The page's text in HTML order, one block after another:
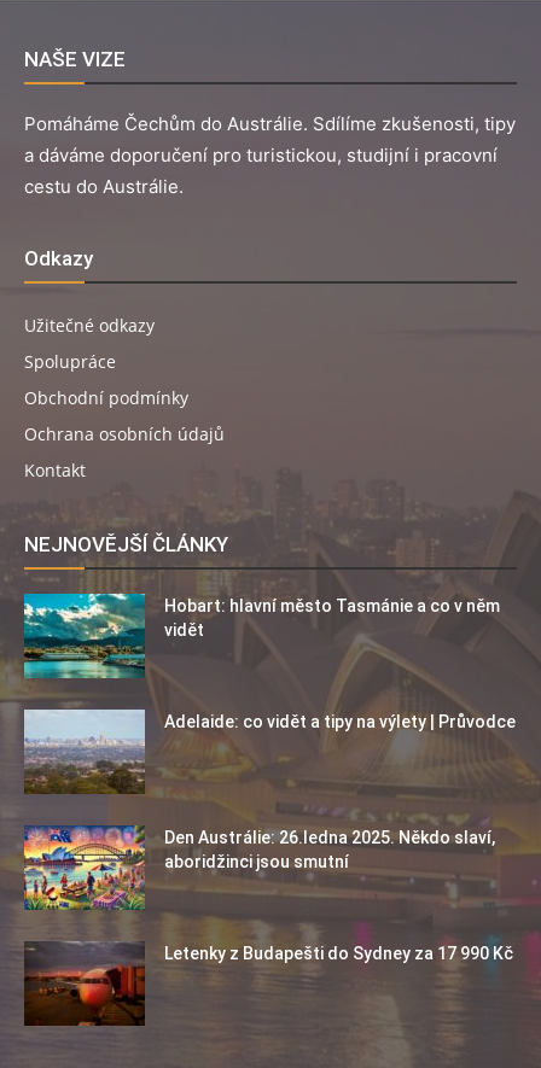
NAŠE VIZE
Pomáháme Čechům do Austrálie. Sdílíme zkušenosti, tipy
a dáváme doporučení pro turistickou, studijní i pracovní
cestu do Austrálie.
Odkazy
Užitečné odkazy
Spolupráce
Obchodní podmínky
Ochrana osobních údajů
Kontakt
NEJNOVĚJŠÍ ČLÁNKY
Hobart: hlavní město Tasmánie a co v něm
vidět
Adelaide: co vidět a tipy na výlety | Průvodce
Den Austrálie: 26.ledna 2025. Někdo slaví,
aboridžinci jsou smutní
Letenky z Budapešti do Sydney za 17 990 Kč